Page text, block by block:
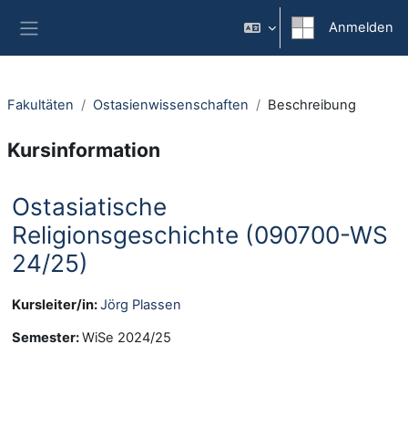
Anmelden
Fakultäten Ostasienwissenschaften Beschreibung
Kursinformation
Ostasiatische
Religionsgeschichte (090700-WS
24/25)
Kursleiter/in:Jörg Plassen
Semester:WiSe 2024/25